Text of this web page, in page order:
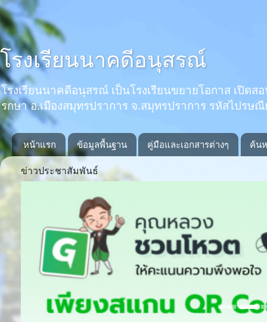
โรงเรียนนาคดีอนุสรณ์
โรงเรียนนาคดีอนุสรณ์ เป็นโรงเรียนขยายโอกาส เปิ
รกษา อ.เมืองสมุทรปราการ จ.สมุทรปราการ รหัสไปรษ
หน้าแรก ข้อมูลพื้นฐาน คู่มือและเอกสารต่างๆ ค้น
ข่าวประชาสัมพันธ์
Previous